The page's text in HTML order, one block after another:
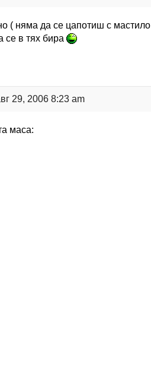
( няма да се цапотиш с мастило
се в тях бира
29, 2006 8:23 am
маса: